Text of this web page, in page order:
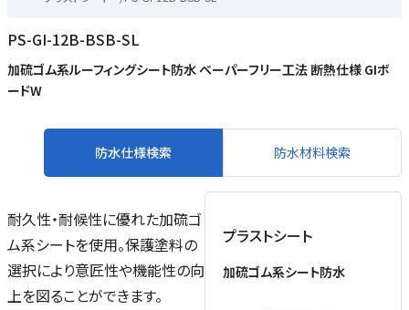
PS-GI-12B-BSB-SL
加硫ゴム系ルーフィングシート防水 ベーパーフリー工法 断熱仕様 GIボ
ードW
防水仕様検索 防水材料検索
耐久性・耐候性に優れた加硫ゴ
ム系シートを使用。保護塗料の
選択により意匠性や機能性の向
上を図ることができます。
プラストシート
加硫ゴム系シート防水